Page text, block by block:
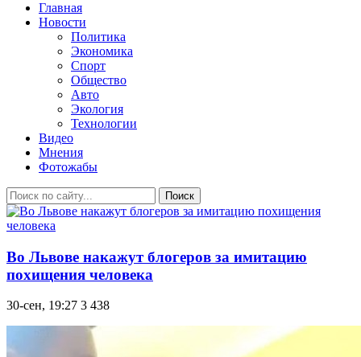
Главная
Новости
Политика
Экономика
Спорт
Общество
Авто
Экология
Технологии
Видео
Мнения
Фотожабы
Поиск
Во Львове накажут блогеров за имитацию
похищения человека
30-сен, 19:27 3 438